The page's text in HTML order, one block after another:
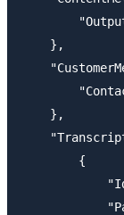
    },
    },
        {